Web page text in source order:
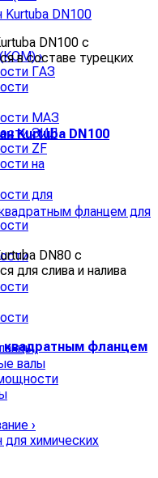
(КОМ)›
ГАЗ
МАЗ
ЗИЛ
ZF
на
для
валы
›
DN100 с
в составе турецких
Kurtuba DN100
DN80 с
для слива и налива
квадратным фланцем